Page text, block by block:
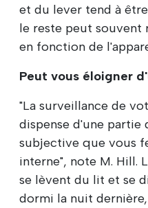
et du lever tend à
le reste peut souvent
en fonction de
Peut vous éloigner
"La surveillance de
dispense d'une partie
subjective que vous
interne", note M. Hill.
se lèvent du lit et se
dormi la nuit